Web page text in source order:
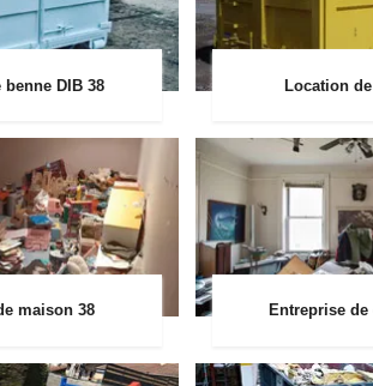
benne DIB 38 Location
maison 38 Entreprise de